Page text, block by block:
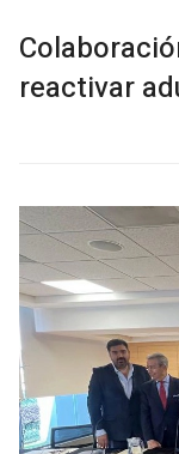
reactivar